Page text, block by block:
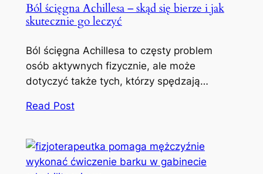
Ból ścięgna Achillesa – skąd się bierze i jak
skutecznie go leczyć
Ból ścięgna Achillesa to częsty problem
osób aktywnych fizycznie, ale może
dotyczyć także tych, którzy spędzają…
Read Post